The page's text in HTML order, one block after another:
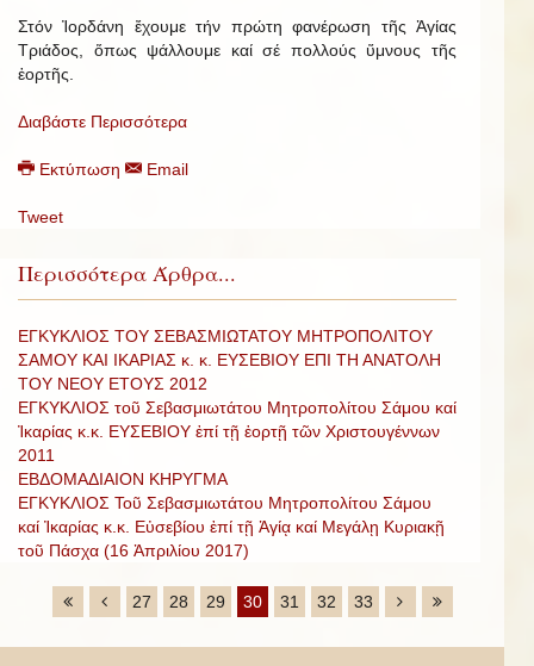
Στόν Ἰορδάνη ἔχουμε τήν πρώτη φανέρωση τῆς Ἁγίας
Τριάδος, ὅπως ψάλλουμε καί σέ πολλούς ὕμνους τῆς
ἑορτῆς.
Διαβάστε Περισσότερα
Εκτύπωση Email
Tweet
Περισσότερα Άρθρα...
ΕΓΚΥΚΛΙΟΣ ΤΟΥ ΣΕΒΑΣΜΙΩΤΑΤΟΥ ΜΗΤΡΟΠΟΛΙΤΟΥ
ΣΑΜΟΥ ΚΑΙ ΙΚΑΡΙΑΣ κ. κ. ΕΥΣΕΒΙΟΥ ΕΠΙ ΤΗ ΑΝΑΤΟΛΗ
ΤΟΥ ΝΕΟΥ ΕΤΟΥΣ 2012
ΕΓΚΥΚΛΙΟΣ τοῦ Σεβασμιωτάτου Μητροπολίτου Σάμου καί
Ἰκαρίας κ.κ. ΕΥΣΕΒΙΟΥ ἐπί τῇ ἑορτῇ τῶν Χριστουγέννων
2011
ΕΒΔΟΜΑΔΙΑΙΟΝ ΚΗΡΥΓΜΑ
ΕΓΚΥΚΛΙΟΣ Τοῦ Σεβασμιωτάτου Μητροπολίτου Σάμου
καί Ἰκαρίας κ.κ. Εὐσεβίου ἐπί τῇ Ἁγίᾳ καί Μεγάλῃ Κυριακῇ
τοῦ Πάσχα (16 Ἀπριλίου 2017)
27 28 29 30 31 32 33